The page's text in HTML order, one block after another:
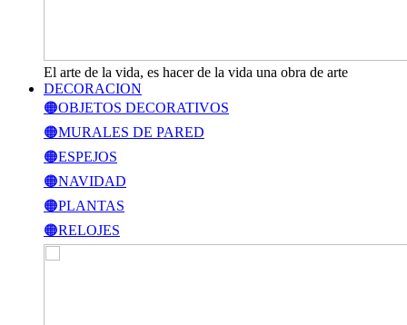
El arte de la vida, es hacer de la vida una obra de arte
DECORACION
🟠OBJETOS DECORATIVOS
🟠MURALES DE PARED
🟠ESPEJOS
🟠NAVIDAD
🟠PLANTAS
🟠RELOJES